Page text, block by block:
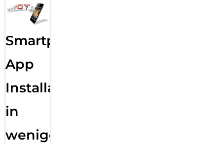
Smartphone
App
Installation
in
wenigen